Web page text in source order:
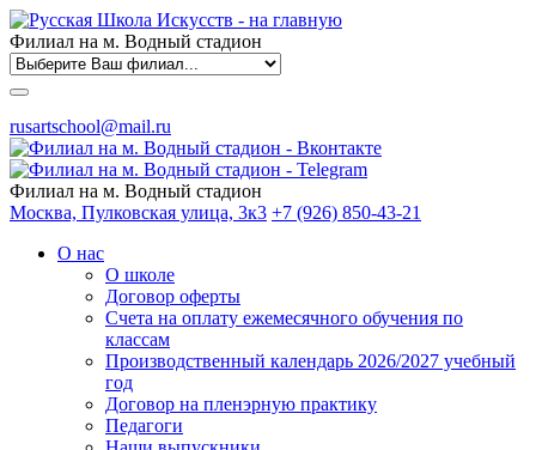
Филиал на м. Водный стадион
rusartschool@mail.ru
Филиал на м. Водный стадион
Москва, Пулковская улица, 3к3 +7 (926) 850-43-21
О нас
О школе
Договор оферты
Счета на оплату ежемесячного обучения по
классам
Производственный календарь 2026/2027 учебный
год
Договор на пленэрную практику
Педагоги